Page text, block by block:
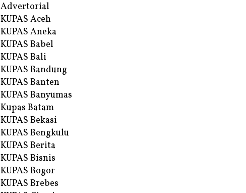
Advertorial
KUPAS Aceh
KUPAS Aneka
KUPAS Babel
KUPAS Bali
KUPAS Bandung
KUPAS Banten
KUPAS Banyumas
Kupas Batam
KUPAS Bekasi
KUPAS Bengkulu
KUPAS Berita
KUPAS Bisnis
KUPAS Bogor
KUPAS Brebes